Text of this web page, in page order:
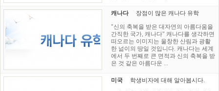
캐나다
장점이 많은 캐나다 유학
"신의 축복을 받은 대자연의 아름다움을
간직한 국가, 캐나다" 캐나다를 생각하면
떠오르는 이미지는 울창한 산림과 광활
한 넒이의 땅일 것입니다. 캐나다는 세계
에서 두 번째로 큰 면적과 신의 축복을 받
은 것 같은 아름다운 ...
미국
학생비자에 대해 알아봅시다.